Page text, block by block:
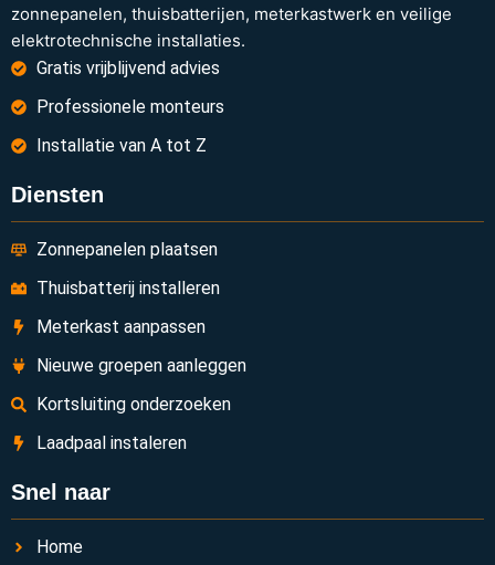
zonnepanelen, thuisbatterijen, meterkastwerk en veilige
elektrotechnische installaties.
Gratis vrijblijvend advies
Professionele monteurs
Installatie van A tot Z
Diensten
Zonnepanelen plaatsen
Thuisbatterij installeren
Meterkast aanpassen
Nieuwe groepen aanleggen
Kortsluiting onderzoeken
Laadpaal instaleren
Snel naar
Home